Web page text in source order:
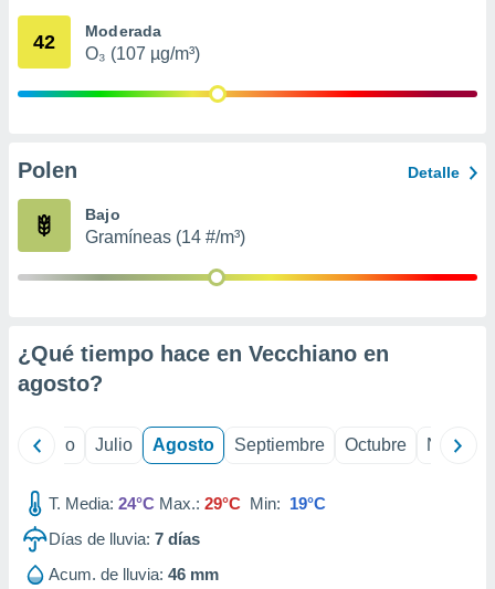
mediante
publicidad
de
42 Moderada
O₃ (107 µg/m³)
Polen Detalle
Bajo
Gramíneas (14 #/m³)
¿Qué tiempo hace en Vecchiano en
agosto?
Junio Julio Agosto Septiembre Octubre
T. Media: 24°C Max.: 29°C Min: 19°C
Días de lluvia: 7 días
Acum. de lluvia: 46 mm